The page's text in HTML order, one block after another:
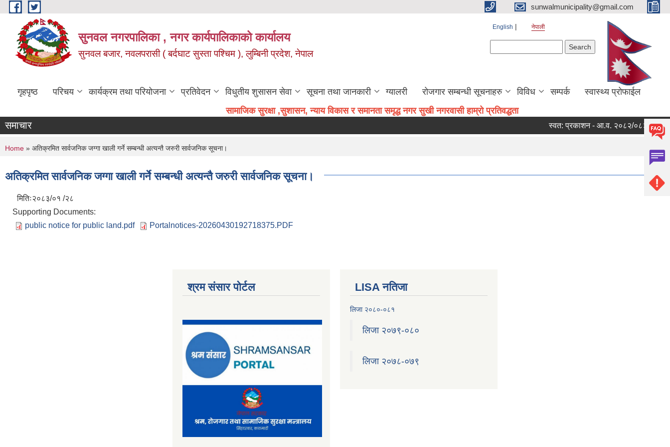
Skip to main content sunwalmunicipality@gmail.com
सुनवल नगरपालिका , नगर कार्यपालिकाको कार्यालय
सुनवल बजार, नवलपरासी ( बर्दघाट सुस्ता पश्चिम ), लुम्बिनी प्रदेश, नेपाल
English नेपाली
गृहपृष्ठ परिचय कार्यक्रम तथा परियोजना प्रतिवेदन विधुतीय शुसासन सेवा सूचना तथा जानकारी ग्यालरी रोजगार सम्बन्धी सूचनाहरु विविध सम्पर्क
स्वास्थ्य प्रोफाईल
सामाजिक सुरक्षा ,सुशासन, न्याय विकास र समानता समृद्ध नगर सुखी नगरवासी हाम्रो प्रतिवद्धता
समाचार स्वत: प्रकाशन - आ.व. २०८२/०८३ को चौथो
You are here
Home » अतिक्रमित सार्वजनिक जग्गा खाली गर्ने सम्बन्धी अत्यन्तै जरुरी सार्वजनिक सूचना।
अतिक्रमित सार्वजनिक जग्गा खाली गर्ने सम्बन्धी अत्यन्तै जरुरी सार्वजनिक सूचना।
मितिः२०८३/०१ /२८
Supporting Documents:
public notice for public land.pdf
Portalnotices-20260430192718375.PDF
श्रम संसार पोर्टल LISA नतिजा
लिजा २०८०-०८१
लिजा २०७९-०८०
लिजा २०७८-०७९